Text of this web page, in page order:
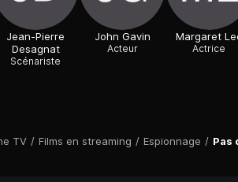
TV / Films en streaming / Espionnage / Pas
Jean-Pierre
Desagnat
Scénariste
John Gavin
Acteur
Margaret
Actrice